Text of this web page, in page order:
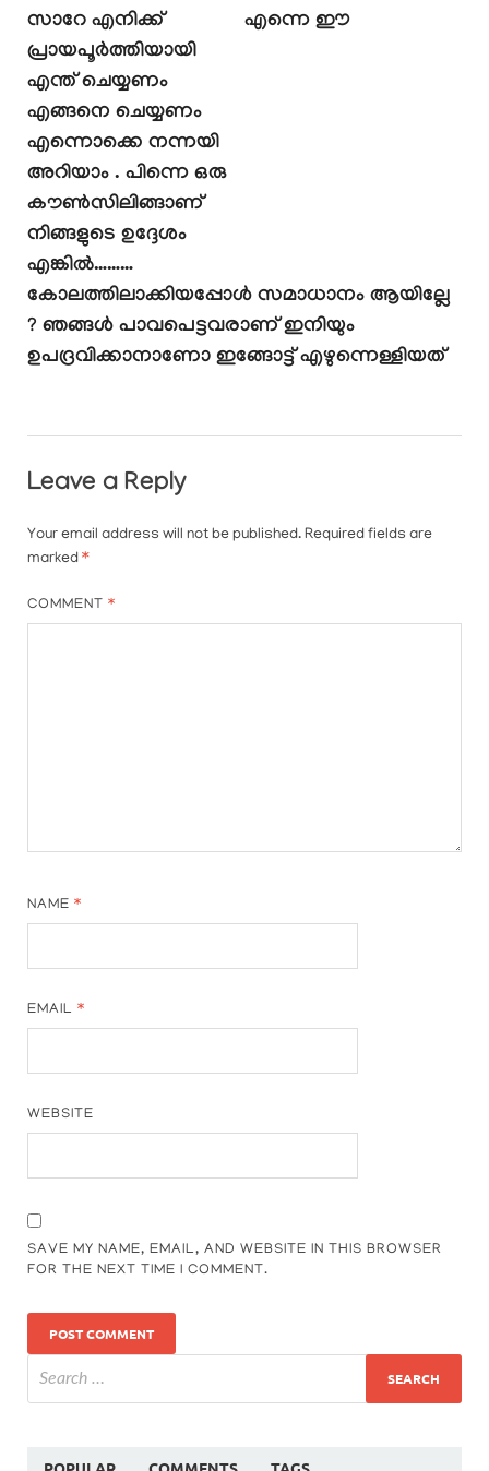
സാറേ എനിക്ക്
പ്രായപൂർത്തിയായി
എന്ത് ചെയ്യണം
എങ്ങനെ ചെയ്യണം
എന്നൊക്കെ നന്നയി
അറിയാം . പിന്നെ ഒരു
കൗൺസിലിങ്ങാണ്
നിങ്ങളുടെ ഉദ്ദേശം
എങ്കിൽ………
എന്നെ ഈ
കോലത്തിലാക്കിയപ്പോൾ സമാധാനം ആയില്ലേ
? ഞങ്ങൾ പാവപെട്ടവരാണ് ഇനിയും
ഉപദ്രവിക്കാനാണോ ഇങ്ങോട്ട് എഴുന്നെള്ളിയത്
Leave a Reply
Your email address will not be published. Required fields are
marked *
COMMENT*
NAME*
EMAIL*
WEBSITE
SAVE MY NAME, EMAIL, AND WEBSITE IN THIS BROWSER
FOR THE NEXT TIME I COMMENT.